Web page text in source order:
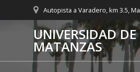
al
contenido
Autopista a Varadero, km 3.5,
UNIVERSIDAD DE
MATANZAS